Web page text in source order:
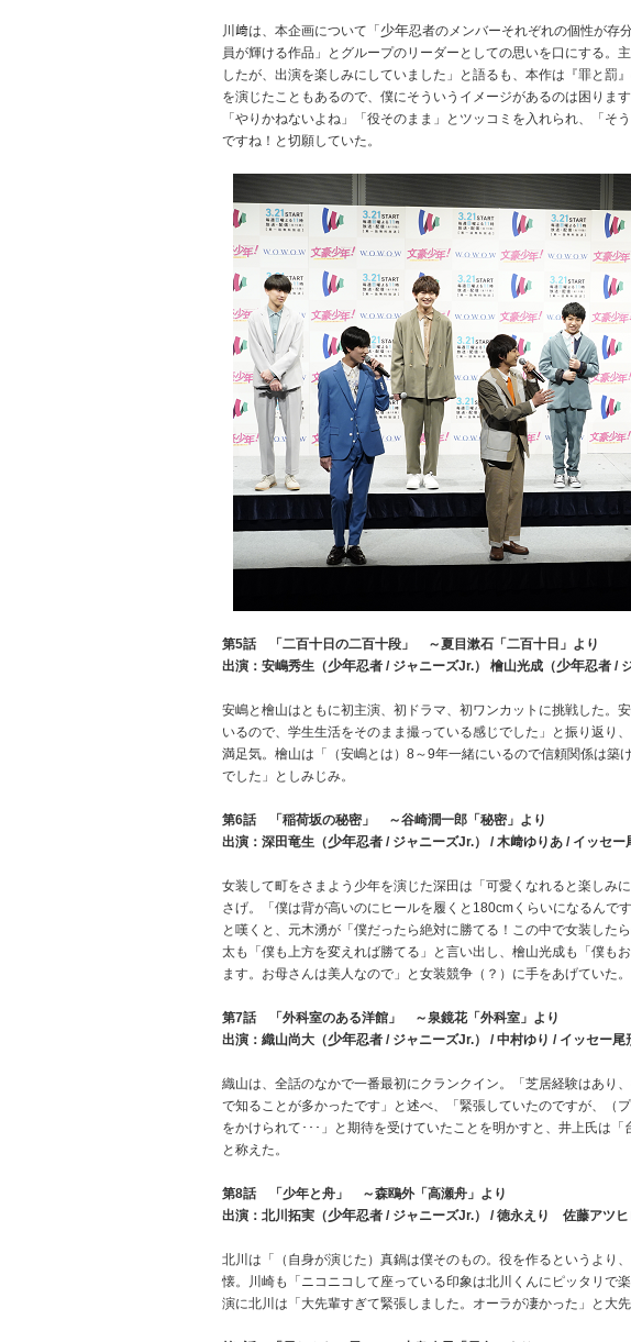
川﨑は、本企画について「 少年忍者のメンバーそれぞれの個性が存
員が輝ける作品」とグループのリーダーとしての思いを口にする。
したが、出演を楽しみにしていました」と語るも、本作は『罪と罰
を演じたこともあるので、僕にそういうイメージがあるのは困りま
「やりかねないよね」「役そのまま」とツッコミを入れられ、「そ
ですね！と切願していた。
第5話 「二百十日の二百十段」 ～夏目漱石「二百十日」より
出演：安嶋秀生（少年忍者 / ジャニーズJr.） 檜山光成（少年忍者 /
安嶋と檜山はともに初主演、初ドラマ、初ワンカットに挑戦した。
いるので、学生生活をそのまま撮っている感じでした」と振り返り
満足気。檜山は「（安嶋とは）8～9年一緒にいるので信頼関係は築
でした」としみじみ。
第6話 「稲荷坂の秘密」 ～谷崎潤一郎「秘密」より
出演：深田竜生（少年忍者 / ジャニーズJr.） / 木﨑ゆりあ / イッセー
女装して町をさまよう少年を演じた深田は「可愛くなれると楽しみ
さげ。「僕は背が高いのにヒールを履くと180cmくらいになるんで
と嘆くと、元木湧が「僕だったら絶対に勝てる！この中で女装した
太も「僕も上方を変えれば勝てる」と言い出し、檜山光成も「僕も
ます。お母さんは美人なので」と女装競争（？）に手をあげていた。
第7話 「外科室のある洋館」 ～泉鏡花「外科室」より
出演：織山尚大（少年忍者 / ジャニーズJr.） / 中村ゆり / イッセー尾
織山は、全話のなかで一番最初にクランクイン。「芝居経験はあり
で知ることが多かったです」と述べ、「緊張していたのですが、（
をかけられて･･･」と期待を受けていたことを明かすと、井上氏は「
と称えた。
第8話 「少年と舟」 ～森鴎外「高瀬舟」より
出演：北川拓実（少年忍者 / ジャニーズJr.） / 徳永えり 佐藤アツ
北川は「（自身が演じた）真鍋は僕そのもの。役を作るというより
懐。川崎も「ニコニコして座っている印象は北川くんにピッタリで
演に北川は「大先輩すぎて緊張しました。オーラが凄かった」と大